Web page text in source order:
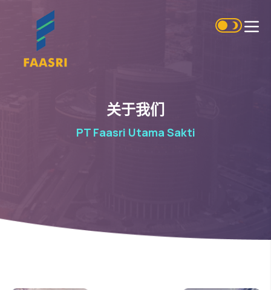
关于我们
PT Faasri Utama Sakti